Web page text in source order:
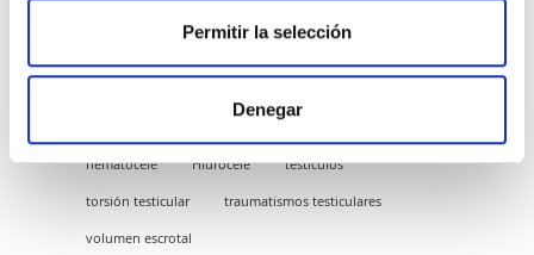
Permitir la selección
Denegar
Equipo médico y de enfermería deACCUNA
hematocele Hidrocele testículos
torsión testicular traumatismos testiculares
volumen escrotal